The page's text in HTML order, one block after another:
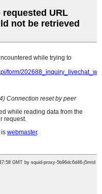
पार्क, झोउशी रोड,
शहर 518108, चीन
औद्योगिक पार्क, झोउशी
शहर 518108, चीन
,बाढ़ प्रकाश स्थिरता ,स्टेडियम
,आउटडोर एलईडी फ्लड